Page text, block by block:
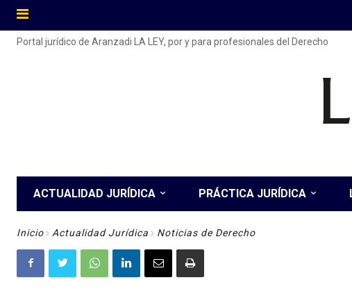
Portal jurídico de Aranzadi LA LEY, por y para profesionales del Derecho
ACTUALIDAD JURÍDICA PRÁCTICA JURÍDICA
Inicio Actualidad Jurídica Noticias de Derecho